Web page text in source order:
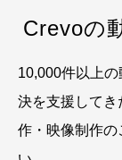
Crevoの
10,000件以上
決を支援してき
作・映像制作の